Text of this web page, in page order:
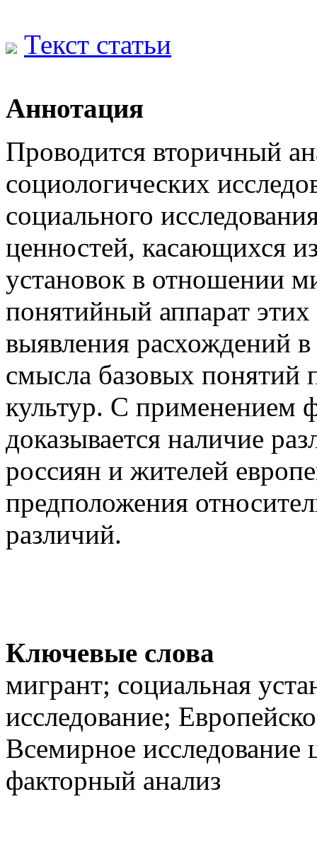
Текст статьи
Аннотация
Проводится вторичный
социологических
социального
ценностей, касающихся
установок в отношении
понятийный аппарат
выявления расхождений в
смысла базовых понятий
культур. С применением
доказывается наличие
россиян и жителей
предположения
различий.
Ключевые слова
мигрант; социальная
исследование;
Всемирное исследование
факторный анализ